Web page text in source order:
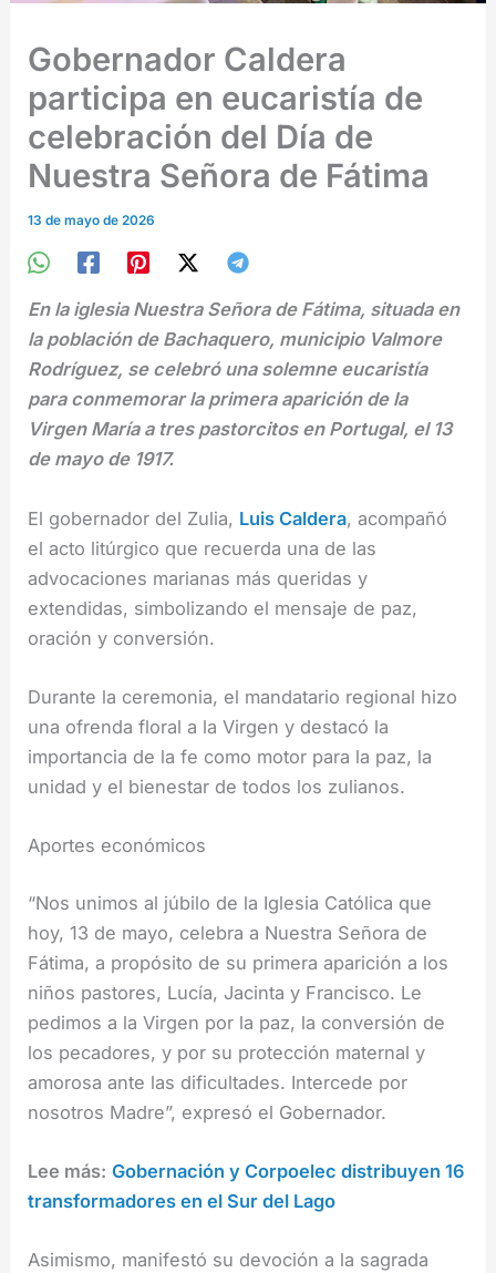
Gobernador Caldera
participa en eucaristía de
celebración del Día de
Nuestra Señora de Fátima
13 de mayo de 2026
En la iglesia Nuestra Señora de Fátima, situada en
la población de Bachaquero, municipio Valmore
Rodríguez, se celebró una solemne eucaristía
para conmemorar la primera aparición de la
Virgen María a tres pastorcitos en Portugal, el 13
de mayo de 1917.
El gobernador del Zulia, Luis Caldera, acompañó
el acto litúrgico que recuerda una de las
advocaciones marianas más queridas y
extendidas, simbolizando el mensaje de paz,
oración y conversión.
Durante la ceremonia, el mandatario regional hizo
una ofrenda floral a la Virgen y destacó la
importancia de la fe como motor para la paz, la
unidad y el bienestar de todos los zulianos.
Aportes económicos
“Nos unimos al júbilo de la Iglesia Católica que
hoy, 13 de mayo, celebra a Nuestra Señora de
Fátima, a propósito de su primera aparición a los
niños pastores, Lucía, Jacinta y Francisco. Le
pedimos a la Virgen por la paz, la conversión de
los pecadores, y por su protección maternal y
amorosa ante las dificultades. Intercede por
nosotros Madre”, expresó el Gobernador.
Lee más: Gobernación y Corpoelec distribuyen 16
transformadores en el Sur del Lago
Asimismo, manifestó su devoción a la sagrada